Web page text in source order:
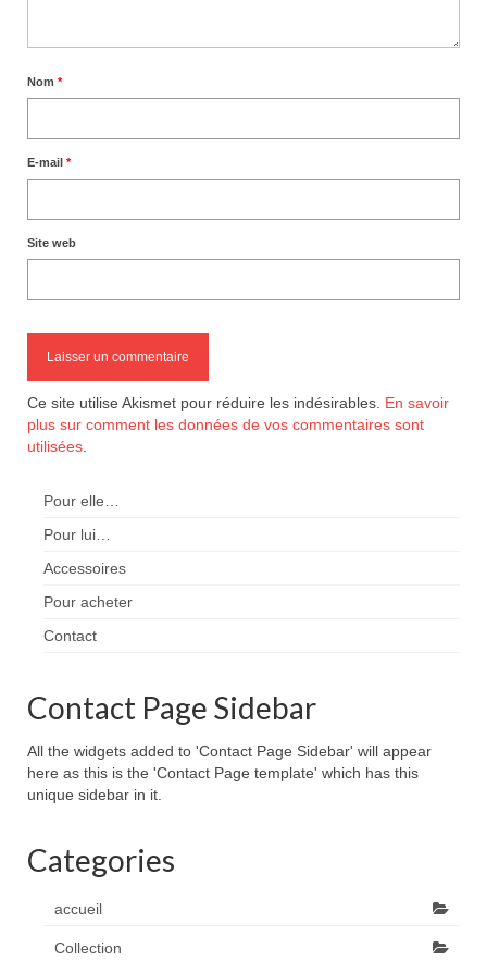
Nom *
E-mail *
Site web
Ce site utilise Akismet pour réduire les indésirables. En savoir
plus sur comment les données de vos commentaires sont
utilisées
Pour elle…
Pour lui…
Accessoires
Pour acheter
Contact
Contact Page Sidebar
All the widgets added to 'Contact Page Sidebar' will appear
here as this is the 'Contact Page template' which has this
unique sidebar in it.
Categories
accueil
Collection